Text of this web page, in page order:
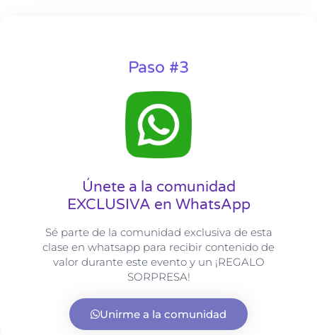
Paso #3
Únete a la comunidad
EXCLUSIVA en WhatsApp
Sé parte de la comunidad exclusiva de esta
clase en whatsapp para recibir contenido de
valor durante este evento y un ¡REGALO
SORPRESA!
Unirme a la comunidad